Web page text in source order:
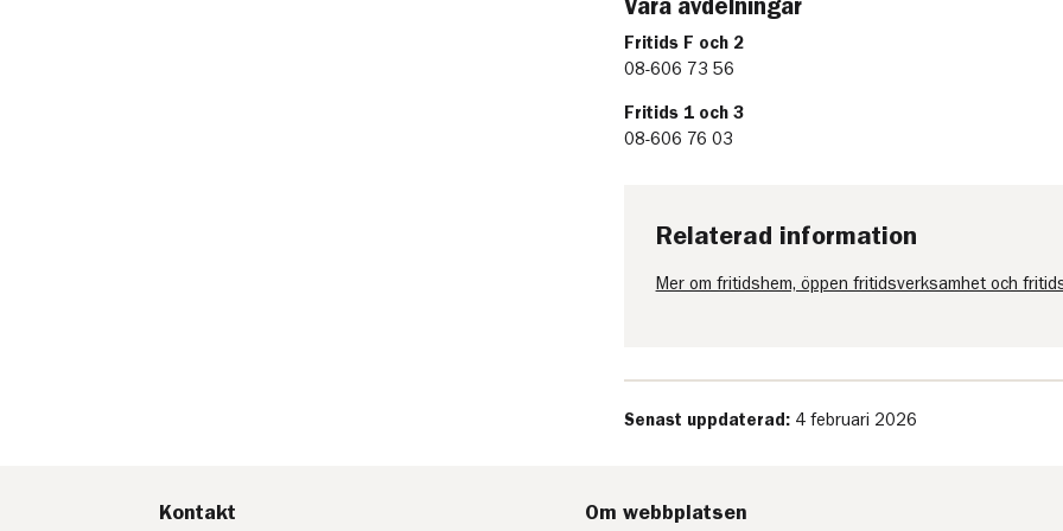
Våra avdelningar
Fritids F och 2
08-606 73 56
Fritids 1 och 3
08-606 76 03
Relaterad information
Mer om fritidshem, öppen fritidsverksamhet och
Senast uppdaterad: 4 februari 2026
Kontakt Om webbplatsen